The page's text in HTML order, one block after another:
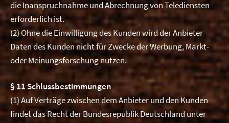
die Inanspruchnahme und Abrechnung von Telediensten
erforderlich ist.
(2) Ohne die Einwilligung des Kunden wird der Anbieter
Daten des Kunden nicht für Zwecke der Werbung, Markt-
oder Meinungsforschung nutzen.
§ 11 Schlussbestimmungen
(1) Auf Verträge zwischen dem Anbieter und den Kunden
findet das Recht der Bundesrepublik Deutschland unter